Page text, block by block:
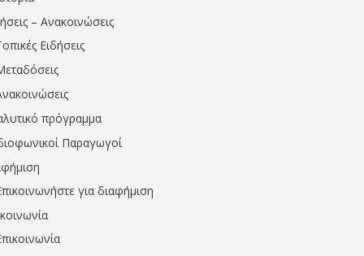
– Ανακοινώσεις
Ειδήσεις
πρόγραμμα
Παραγωγοί
για διαφήμιση